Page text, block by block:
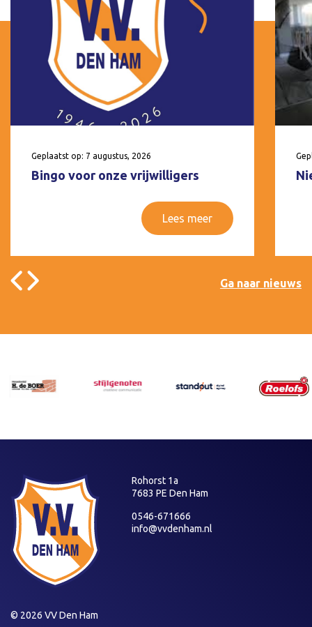
Geplaatst op: 7 augustus, 2026
Bingo voor onze vrijwilligers
Lees meer
Ga naar nieuws
Rohorst 1a
7683 PE Den Ham
0546-671666
info@vvdenham.nl
© 2026 VV Den Ham